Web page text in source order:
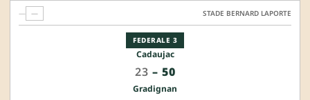
FEDERALE 3
Cadaujac
23 – 50
Gradignan
— — STADE BERNARD LAPORTE